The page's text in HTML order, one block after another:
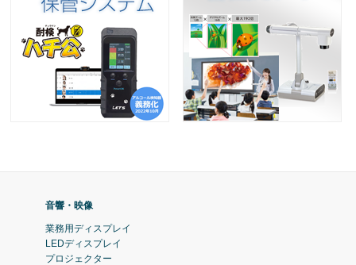
音響・映像
業務用ディスプレイ
LEDディスプレイ
プロジェクター